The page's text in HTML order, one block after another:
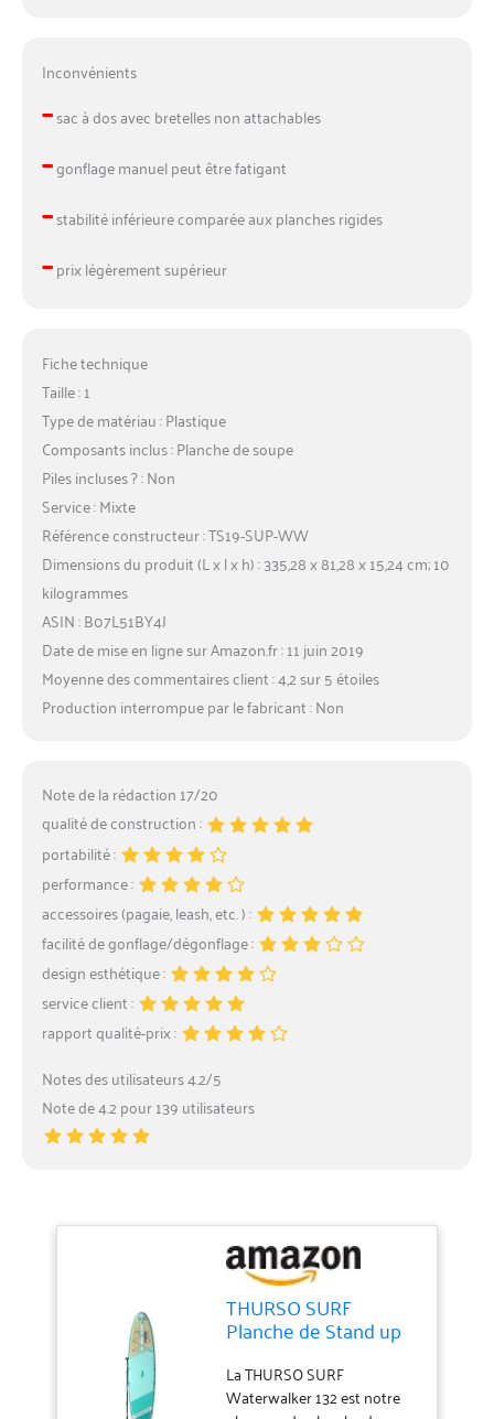
Inconvénients
–sac à dos avec bretelles non attachables
–gonflage manuel peut être fatigant
–stabilité inférieure comparée aux planches rigides
–prix légèrement supérieur
Fiche technique
Taille : 1
Type de matériau : Plastique
Composants inclus : Planche de soupe
Piles incluses ? : Non
Service : Mixte
Référence constructeur : TS19-SUP-WW
Dimensions du produit (L x l x h) : 335,28 x 81,28 x 15,24 cm; 10
kilogrammes
ASIN : B07L51BY4J
Date de mise en ligne sur Amazon.fr : 11 juin 2019
Moyenne des commentaires client : 4,2 sur 5 étoiles
Production interrompue par le fabricant : Non
Note de la rédaction 17/20
qualité de construction :
portabilité :
performance :
accessoires (pagaie, leash, etc. ) :
facilité de gonflage/dégonflage :
design esthétique :
service client :
rapport qualité-prix :
Notes des utilisateurs 4.2/5
Note de 4.2 pour 139 utilisateurs
THURSO SURF
Planche de Stand up
Tout-Terrain - 132 335
x 81 x 15 cm - Pagaie
La THURSO SURF
Waterwalker 132 est notre